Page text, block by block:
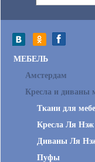
МЕБЕЛЬ
Амстердам
Кресла и диваны
Ткани для
Кресла Ля Нэж
Диваны Ля
Пуфы